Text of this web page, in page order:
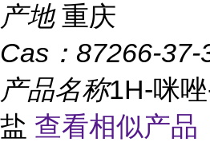
产地 重庆
Cas： 87266-37-
产品名称1H-咪
盐 查看相似产品